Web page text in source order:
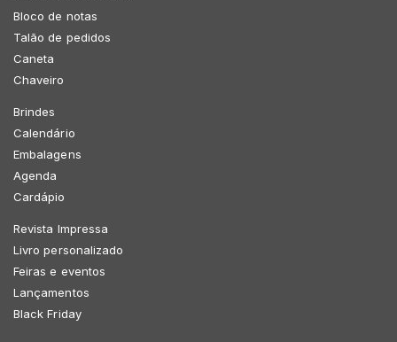
Bloco de notas
Talão de pedidos
Caneta
Chaveiro
Brindes
Calendário
Embalagens
Agenda
Cardápio
Revista Impressa
Livro personalizado
Feiras e eventos
Lançamentos
Black Friday